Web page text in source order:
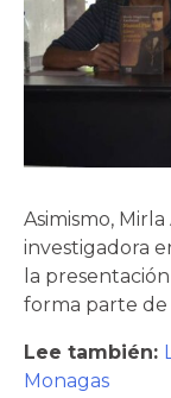
Asimismo,
investigadora
la
forma parte de
Lee también:
Monagas